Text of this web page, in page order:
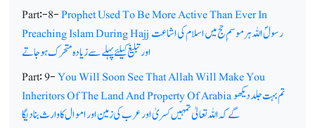
Part:-8-Prophet Used To Be More Active Than Ever In
Preaching Islam During Hajjرسولؐ اللہ ہر موسمِ حج میں اسلام کی اشاعت
اور تبلیغ کیلئے پہلے سے زیادہ متحرک ہوجاتے
Part: 9-You Will Soon See That Allah Will Make You
Inheritors Of The Land And Property Of Arabiaتم بہت جلد دیکھو
گے کہ اللہ تعالیٰ تمہیں کسریٰ اور عرب کی زمین اور اموال کا وارث بنا دیگا